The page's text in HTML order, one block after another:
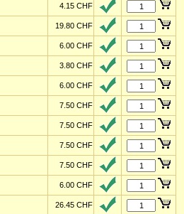
4.15 CHF
19.80 CHF
6.00 CHF
3.80 CHF
6.00 CHF
7.50 CHF
7.50 CHF
7.50 CHF
7.50 CHF
6.00 CHF
26.45 CHF